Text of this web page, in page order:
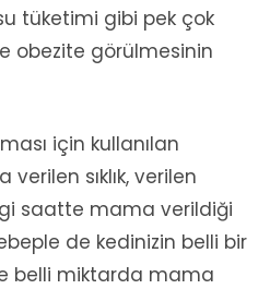
tüketimi gibi pek çok
obezite görülmesinin
için kullanılan
sıklık, verilen
saatte mama verildiği
de kedinizin belli bir
belli miktarda mama